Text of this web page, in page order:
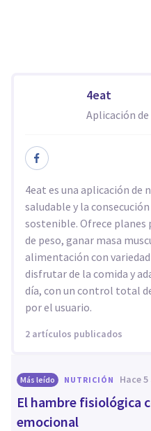
4eat
Aplicación de
4eat es una aplicación de
saludable y la
sostenible. Ofrece planes
de peso, ganar masa
alimentación con
disfrutar de la comida y
día, con un control total
por el usuario.
2 artículos publicados
Más leído NUTRICIÓN hace
El hambre fisiológica
emocional